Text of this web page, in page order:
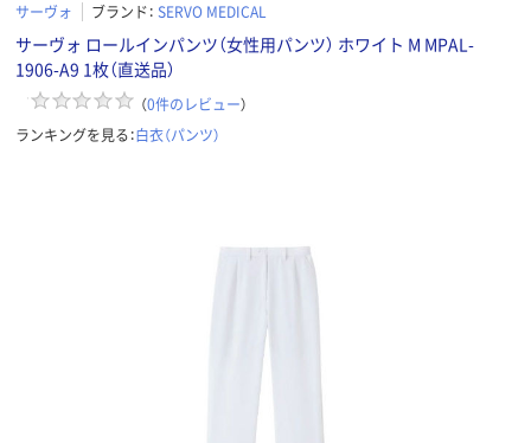
サーヴォ ブランド： SERVO MEDICAL
サーヴォ ロールインパンツ（女性用パンツ） ホワイト M MPAL-
1906-A9 1枚（直送品）
（0件のレビュー）
ランキングを見る：白衣（パンツ）